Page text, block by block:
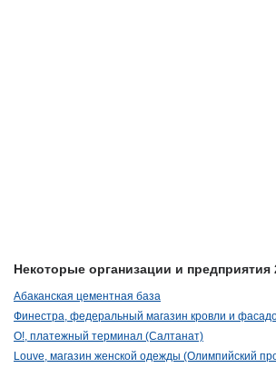
Некоторые организации и предприятия
Абаканская цементная база
Финестра, федеральный магазин кровли и
О!, платежный терминал (Салтанат)
Louve, магазин женской одежды (Олимпийский